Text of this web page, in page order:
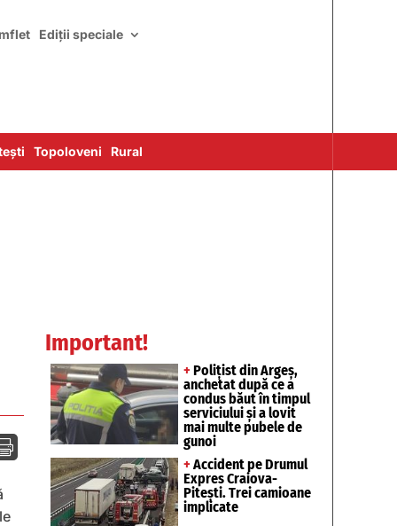
Ediții speciale
Topoloveni Rural
Important!
+ Polițist din Argeș,
anchetat după ce a
condus băut în timpul
serviciului și a lovit
mai multe pubele de
gunoi
+ Accident pe Drumul
Expres Craiova-
Pitești. Trei camioane
implicate